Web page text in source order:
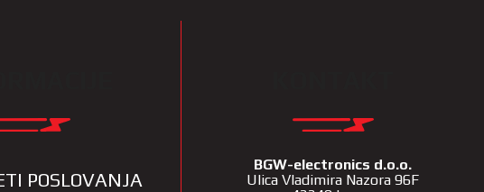
POSLOVANJA
BGW-electronics d.o.o.
Ulica Vladimira Nazora 96F